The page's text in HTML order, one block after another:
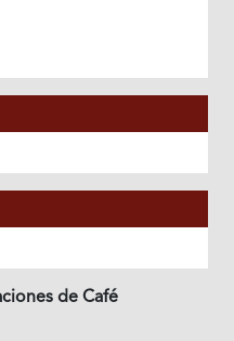
de Café